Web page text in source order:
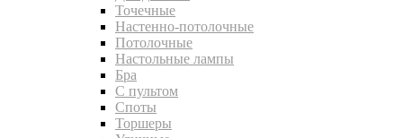
Точечные
Настенно-потолочные
Потолочные
Настольные лампы
Бра
С пультом
Споты
Торшеры